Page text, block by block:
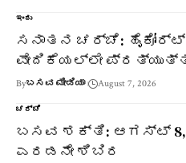
ಇಂದು
ಸನಾತನ ಚರ್ಚೆ:
ವೇದಿಕೆಯಲ್ಲೇ
Byಬಸವ ಮೀಡಿಯಾ August 7, 2026
ಚರ್ಚೆ
ಬಸವ ಶಕ್ತಿ: ಆಗಸ್ಟ್
ಎರಡನೇ ಶಿಬಿರ